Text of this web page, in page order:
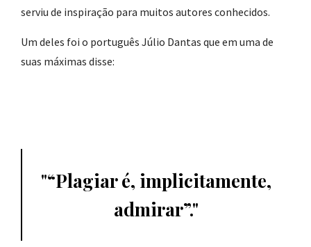
serviu de inspiração para muitos autores conhecidos.
Um deles foi o português Júlio Dantas que em uma de
suas máximas disse:
“Plagiar é, implicitamente,
admirar”.